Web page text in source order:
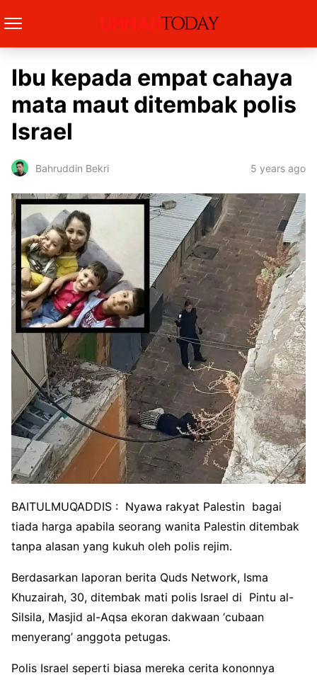
Ibu kepada empat cahaya
mata maut ditembak polis
Israel
Bahruddin Bekri 5 years ago
BAITULMUQADDIS : Nyawa rakyat Palestin bagai
tiada harga apabila seorang wanita Palestin ditembak
tanpa alasan yang kukuh oleh polis rejim.
Berdasarkan laporan berita Quds Network, Isma
Khuzairah, 30, ditembak mati polis Israel di Pintu al-
Silsila, Masjid al-Aqsa ekoran dakwaan ‘cubaan
menyerang’ anggota petugas.
Polis Israel seperti biasa mereka cerita kononnya